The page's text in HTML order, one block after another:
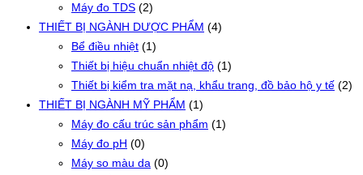
Máy đo TDS (2)
THIẾT BỊ NGÀNH DƯỢC PHẨM (4)
Bể điều nhiệt (1)
Thiết bị hiệu chuẩn nhiệt độ (1)
Thiết bị kiểm tra mặt nạ, khẩu trang, đồ bảo hộ y tế (2)
THIẾT BỊ NGÀNH MỸ PHẨM (1)
Máy đo cấu trúc sản phẩm (1)
Máy đo pH (0)
Máy so màu da (0)